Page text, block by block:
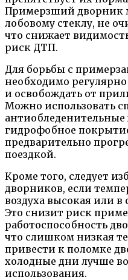
Примерзший дворник
лобовому стеклу, не
что снижает
риск ДТП.
Для борьбы с
необходимо
и освобождать от
Можно использовать
гидрофобное
предварительно
поездкой.
Кроме того, следует
дворников, если
воздуха высокая или в
Это снизит риск
работоспособность
что слишком низкая
привести к поломке
холодные дни лучше
использования.